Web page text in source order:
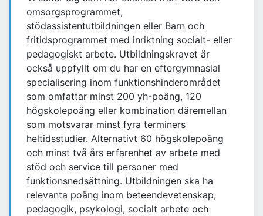
omsorgsprogrammet,
stödassistentutbildningen eller Barn och
fritidsprogrammet med inriktning socialt- eller
pedagogiskt arbete. Utbildningskravet är
också uppfyllt om du har en eftergymnasial
specialisering inom funktionshinderområdet
som omfattar minst 200 yh-poäng, 120
högskolepoäng eller kombination däremellan
som motsvarar minst fyra terminers
heltidsstudier. Alternativt 60 högskolepoäng
och minst två års erfarenhet av arbete med
stöd och service till personer med
funktionsnedsättning. Utbildningen ska ha
relevanta poäng inom beteendevetenskap,
pedagogik, psykologi, socialt arbete och